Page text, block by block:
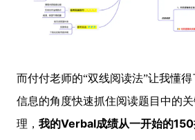
而付付老师的“双线阅读法”让我懂
信息的角度快速抓住阅读题目中的
理， 我的Verbal成绩从一开始的